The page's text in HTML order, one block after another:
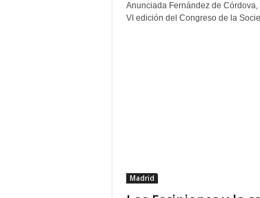
Anunciada Fernández de
VI edición del Congreso de la
Madrid